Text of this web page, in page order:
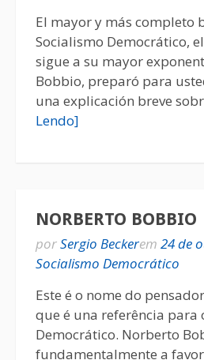
El mayor y más completo
Socialismo Democrático,
sigue a su mayor
Bobbio, preparó para
una explicación breve
Lendo]
NORBERTO BOBBIO
porSergio Beckerem 24 de
Socialismo Democrático
Este é o nome do
que é una referência para
Democrático. Norberto
fundamentalmente a